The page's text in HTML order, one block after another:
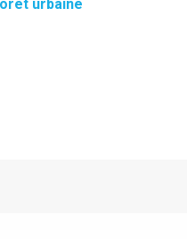
urbaine